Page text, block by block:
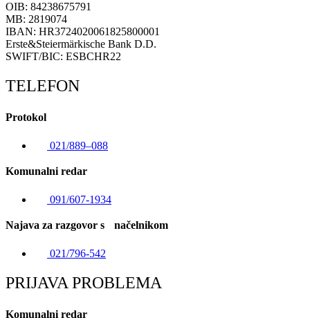
OIB: 84238675791
MB: 2819074
IBAN: HR3724020061825800001
Erste&Steiermärkische Bank D.D.
SWIFT/BIC: ESBCHR22
TELEFON
Protokol
021/889–088
Komunalni redar
091/607-1934
Najava za razgovor s načelnikom
021/796-542
PRIJAVA PROBLEMA
Komunalni redar